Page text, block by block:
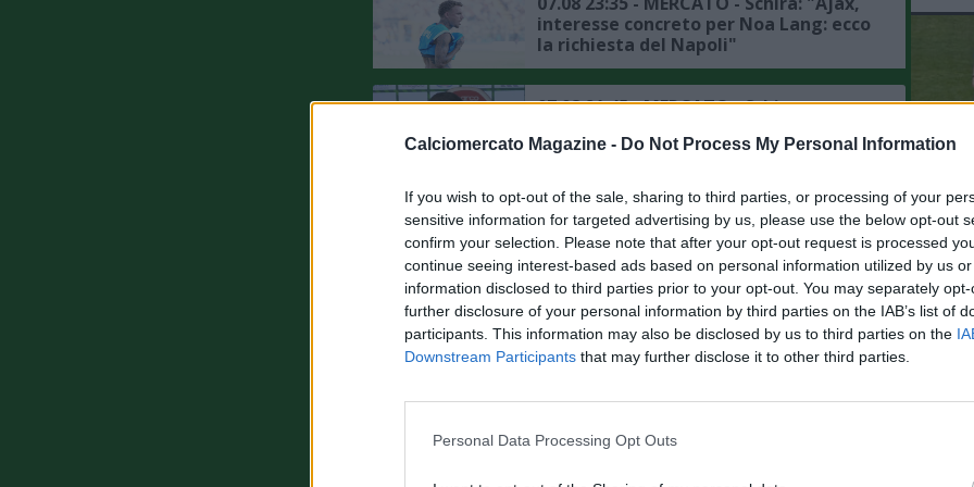
Calciomercato Magazine - Do Not Process My Personal Information
If you wish to opt-out of the sale, sharing to third parties, or processing of your
sensitive information for targeted advertising by us, please use the below opt-out
confirm your selection. Please note that after your opt-out request is processed
continue seeing interest-based ads based on personal information utilized by us
information disclosed to third parties prior to your opt-out. You may separately
further disclosure of your personal information by third parties on the IAB’s list of
participants. This information may also be disclosed by us to third parties on the
Downstream Participants that may further disclose it to other third parties.
Personal Data Processing Opt Outs
interesse concreto per Noa Lang: ecco
la richiesta del Napoli"
07.08 21:45 - MERCATO - Schira:
provare a chiudere Favasuli, i
07.08 21:40 - MERCATO - Schira: "Il
Fenerbahce ha chiesto informazioni
su Milinkovic-Savic, le ultime"
07.08 14:58 - MERCATO - Moretto: "Il
Napoli sta studiando l'idea Juan
Musso dell'Atletico Madrid"
difesa: Aguerd del Marsiglia è il piano
del